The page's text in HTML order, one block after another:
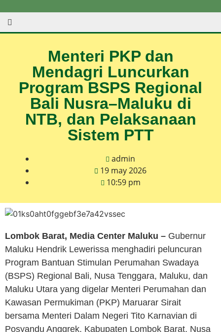
Menteri PKP dan
Mendagri Luncurkan
Program BSPS Regional
Bali Nusra–Maluku di
NTB, dan Pelaksanaan
Sistem PTT
admin
19 may 2026
10:59 pm
Lombok Barat, Media Center Maluku – Gubernur
Maluku Hendrik Lewerissa menghadiri peluncuran
Program Bantuan Stimulan Perumahan Swadaya
(BSPS) Regional Bali, Nusa Tenggara, Maluku, dan
Maluku Utara yang digelar Menteri Perumahan dan
Kawasan Permukiman (PKP) Maruarar Sirait
bersama Menteri Dalam Negeri Tito Karnavian di
Posyandu Anggrek, Kabupaten Lombok Barat, Nusa